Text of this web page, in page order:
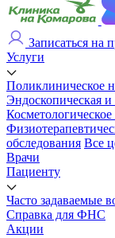
Записаться на
Услуги
Поликлиническое
Эндоскопическая
обследования Все
Врачи
Пациенту
Часто задаваемые
Справка для ФНС
Акции